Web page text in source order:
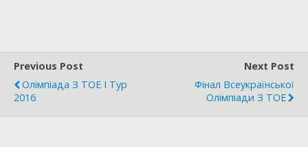
Previous Post
Олімпіада З ТОЕ I Тур
2016
Next Post
Фінал Всеукраїнської
Олімпіади З ТОЕ